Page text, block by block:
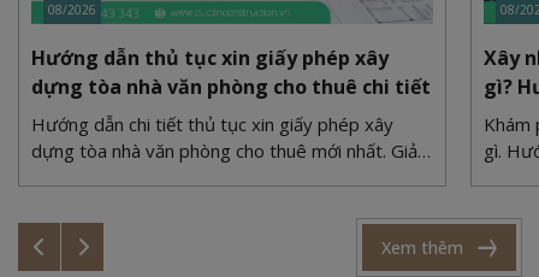
08/2026
Hướng dẫn thủ tục xin giấy phép xây
dựng tòa nhà văn phòng cho thuê chi tiết
Hướng dẫn chi tiết thủ tục xin giấy phép xây
dựng tòa nhà văn phòng cho thuê mới nhất. Giải
08/
Xây
gì?
Khám
gì.
Xem thêm